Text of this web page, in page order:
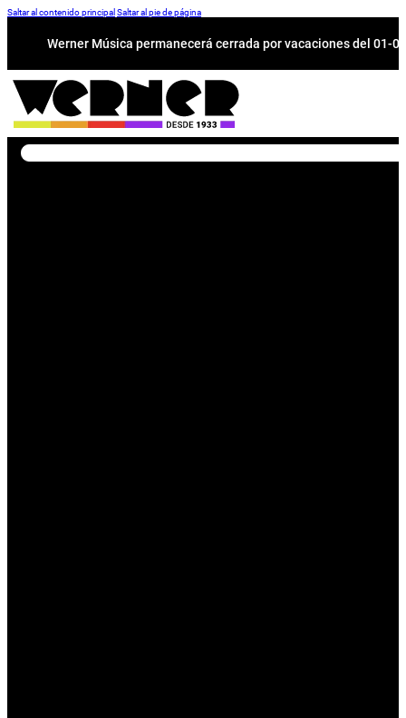
Saltar al contenido principal Saltar al pie de página
Werner Música permanecerá cerrada por vacaciones del 01-
Buscar